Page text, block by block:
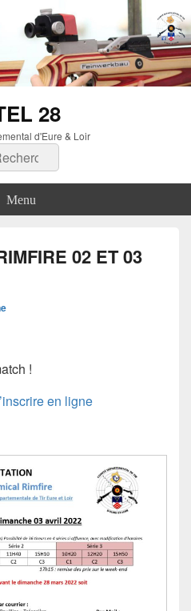
28
d'Eure & Loir
Menu
02 ET 03
!
en ligne